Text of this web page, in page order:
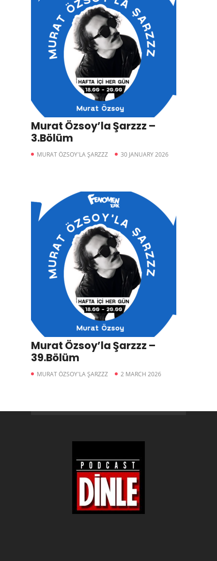
Murat Özsoy’la Şarzzz –
3.Bölüm
MURAT ÖZSOY'LA ŞARZZZ 30 JANUARY 2026
Murat Özsoy’la Şarzzz –
39.Bölüm
MURAT ÖZSOY'LA ŞARZZZ 2 MARCH 2026